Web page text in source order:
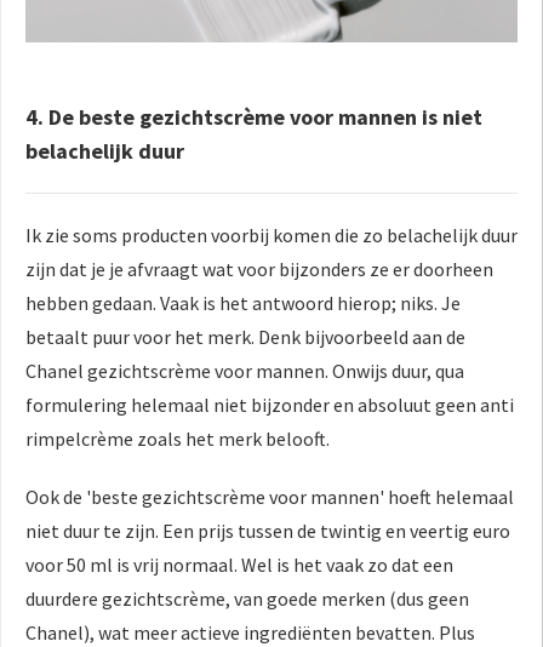
4. De beste gezichtscrème voor mannen is niet
belachelijk duur
Ik zie soms producten voorbij komen die zo belachelijk duur
zijn dat je je afvraagt wat voor bijzonders ze er doorheen
hebben gedaan. Vaak is het antwoord hierop; niks. Je
betaalt puur voor het merk. Denk bijvoorbeeld aan de
Chanel gezichtscrème voor mannen. Onwijs duur, qua
formulering helemaal niet bijzonder en absoluut geen anti
rimpelcrème zoals het merk belooft.
Ook de 'beste gezichtscrème voor mannen' hoeft helemaal
niet duur te zijn. Een prijs tussen de twintig en veertig euro
voor 50 ml is vrij normaal. Wel is het vaak zo dat een
duurdere gezichtscrème, van goede merken (dus geen
Chanel), wat meer actieve ingrediënten bevatten. Plus